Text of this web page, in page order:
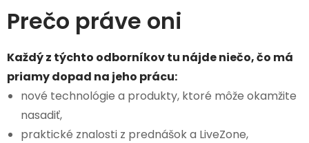
Prečo práve oni
Každý z týchto odborníkov tu nájde niečo, čo má
priamy dopad na jeho prácu:
nové technológie a produkty, ktoré môže okamžite
nasadiť,
praktické znalosti z prednášok a LiveZone,